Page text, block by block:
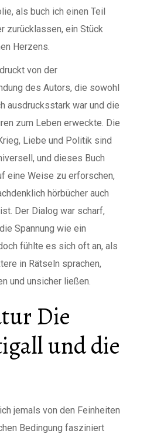
als buch ich einen Teil
zurücklassen, ein Stück
Herzens.
von der
des Autors, die sowohl
ausdrucksstark war und die
zum Leben erweckte. Die
Liebe und Politik sind
und dieses Buch
eine Weise zu erforschen,
hörbücher auch
Der Dialog war scharf,
Spannung wie ein
fühlte es sich oft an, als
in Rätseln sprachen,
und unsicher ließen.
Die
und die
jemals von den Feinheiten
Bedingung fasziniert